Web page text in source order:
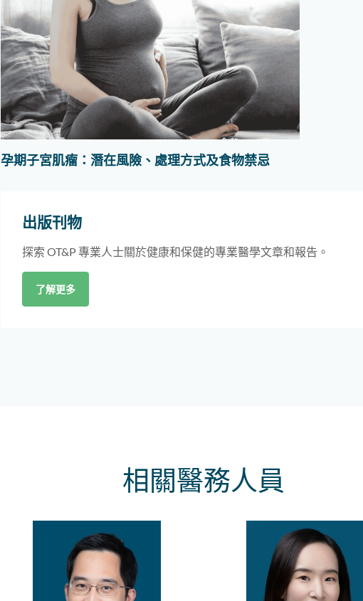
孕期子宮肌瘤：潛在風險、處理方式及食物禁忌
出版刊物
探索 OT&P 專業人士關於健康和保健的專業醫學文章和報告。
了解更多
相關醫務人員